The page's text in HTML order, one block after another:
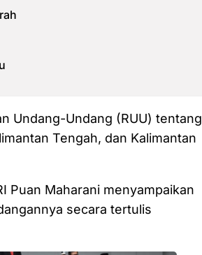
Undang-Undang (RUU) tentang
Tengah, dan Kalimantan
Puan Maharani menyampaikan
secara tertulis